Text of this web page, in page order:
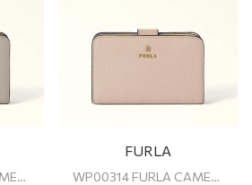
WP00314 FURLA CAMELIA M COMPACT WALLET
FURLA
WP00314 FURLA CAMELIA M COMPACT WALLET